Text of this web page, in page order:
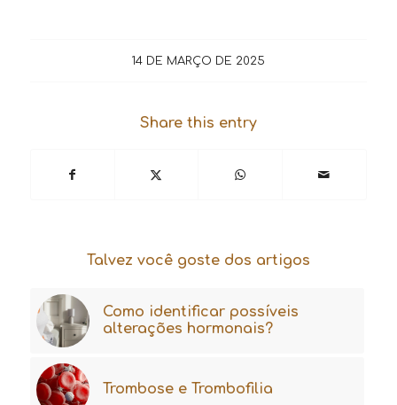
14 DE MARÇO DE 2025
Share this entry
Talvez você goste dos artigos
Como identificar possíveis
alterações hormonais?
Trombose e Trombofilia